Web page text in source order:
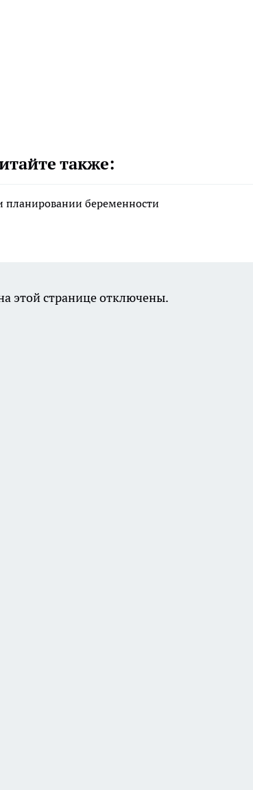
также:
беременности
этой странице отключены.